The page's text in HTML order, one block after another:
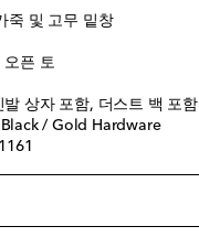
죽 및 고무 밑창
오픈 토
발 상자 포함, 더스트 백 포함
/ Gold Hardware